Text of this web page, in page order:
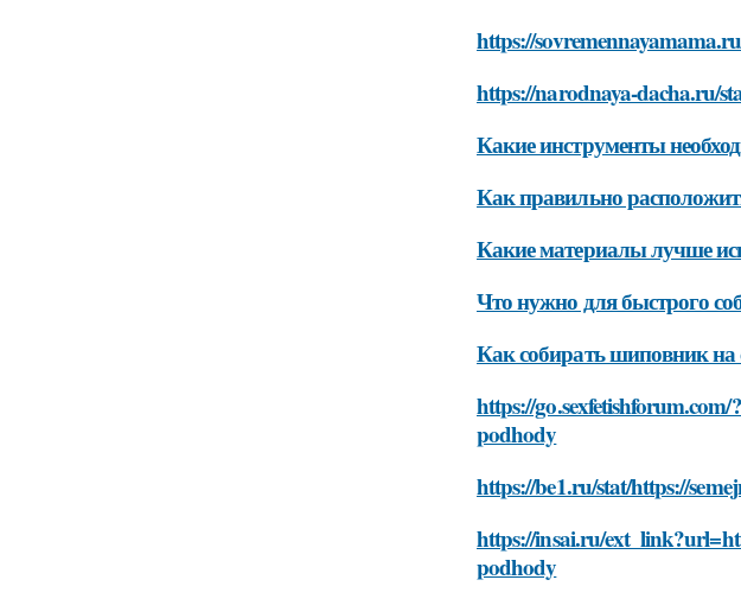
https://
https://narodnaya-dacha.ru/
Какие инструменты
Как правильно
Какие материалы лучше
Что нужно для быстрого
Как собирать шиповник на
https://
podhody
https://be1.ru/stat/https://
https://insai.ru/
podhody